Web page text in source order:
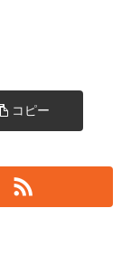
コピー